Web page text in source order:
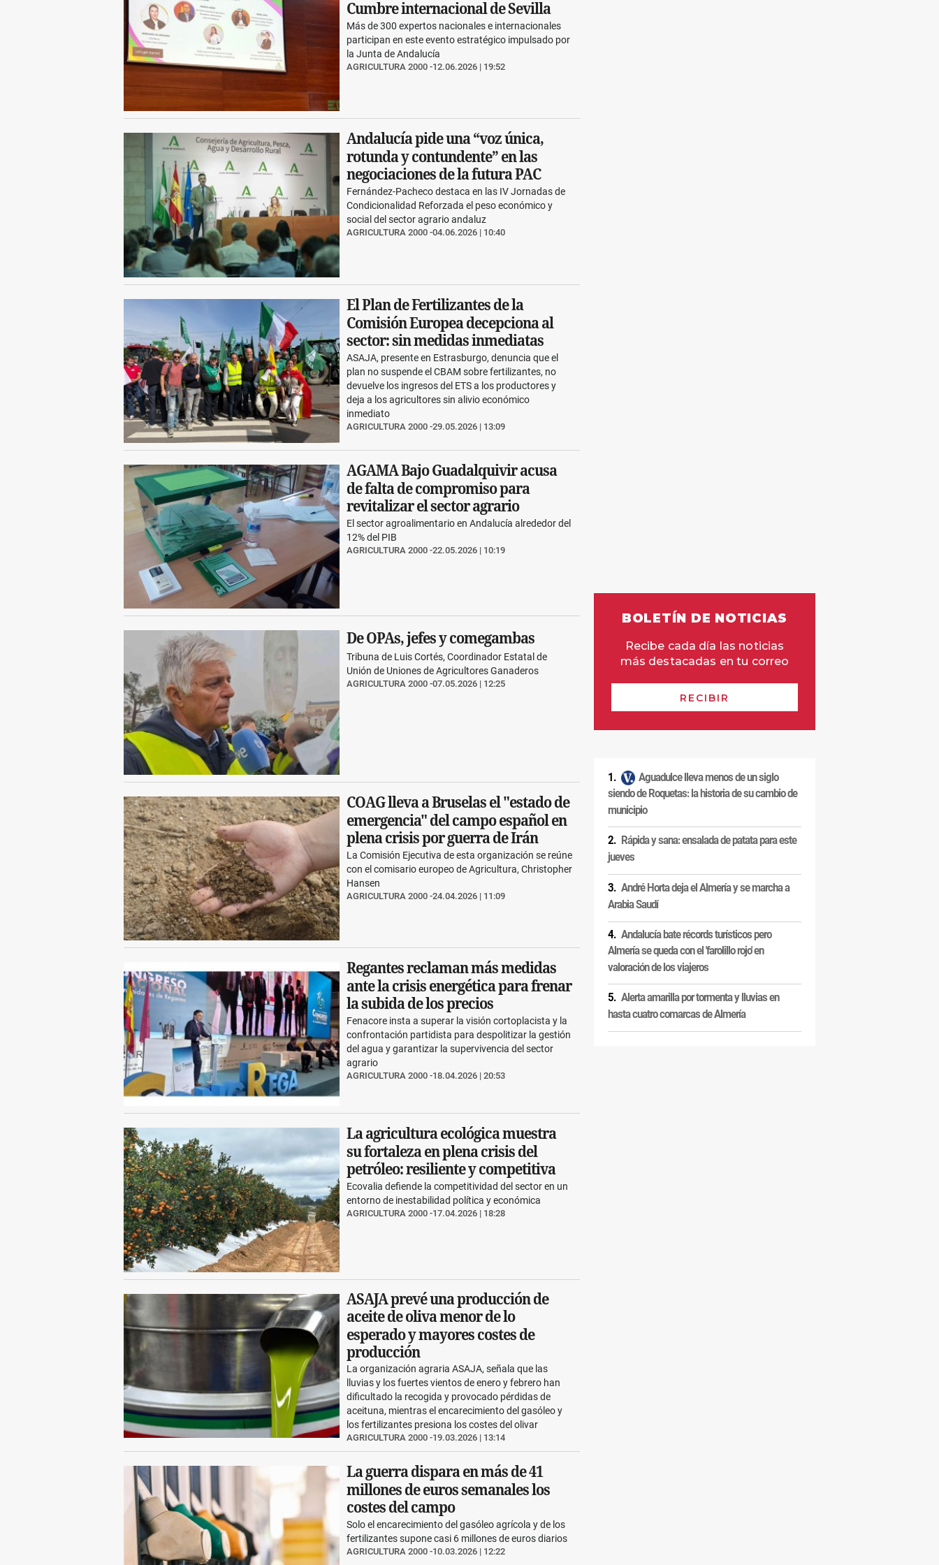
Cumbre internacional de Sevilla
AGRICULTURA 2000 12.06.2026 | 19:52
Más de 300 expertos nacionales e internacionales
participan en este evento estratégico impulsado por
la Junta de Andalucía
Andalucía pide una “voz única,
rotunda y contundente” en las
negociaciones de la futura PAC
AGRICULTURA 2000 04.06.2026 | 10:40
Fernández-Pacheco destaca en las IV Jornadas de
Condicionalidad Reforzada el peso económico y
social del sector agrario andaluz
El Plan de Fertilizantes de la
Comisión Europea decepciona al
sector: sin medidas inmediatas
AGRICULTURA 2000 29.05.2026 | 13:09
ASAJA, presente en Estrasburgo, denuncia que el
plan no suspende el CBAM sobre fertilizantes, no
devuelve los ingresos del ETS a los productores y
deja a los agricultores sin alivio económico
inmediato
AGAMA Bajo Guadalquivir acusa
de falta de compromiso para
revitalizar el sector agrario
AGRICULTURA 2000 22.05.2026 | 10:19
El sector agroalimentario en Andalucía alrededor del
12% del PIB
De OPAs, jefes y comegambas
AGRICULTURA 2000 07.05.2026 | 12:25
Tribuna de Luis Cortés, Coordinador Estatal de
Unión de Uniones de Agricultores Ganaderos
COAG lleva a Bruselas el "estado de
emergencia" del campo español en
plena crisis por guerra de Irán
AGRICULTURA 2000 24.04.2026 | 11:09
La Comisión Ejecutiva de esta organización se reúne
con el comisario europeo de Agricultura, Christopher
Hansen
Regantes reclaman más medidas
ante la crisis energética para frenar
la subida de los precios
AGRICULTURA 2000 18.04.2026 | 20:53
Fenacore insta a superar la visión cortoplacista y la
confrontación partidista para despolitizar la gestión
del agua y garantizar la supervivencia del sector
agrario
La agricultura ecológica muestra
su fortaleza en plena crisis del
petróleo: resiliente y competitiva
AGRICULTURA 2000 17.04.2026 | 18:28
Ecovalia defiende la competitividad del sector en un
entorno de inestabilidad política y económica
ASAJA prevé una producción de
aceite de oliva menor de lo
esperado y mayores costes de
producción
AGRICULTURA 2000 19.03.2026 | 13:14
La organización agraria ASAJA, señala que las
lluvias y los fuertes vientos de enero y febrero han
dificultado la recogida y provocado pérdidas de
aceituna, mientras el encarecimiento del gasóleo y
los fertilizantes presiona los costes del olivar
La guerra dispara en más de 41
millones de euros semanales los
costes del campo
AGRICULTURA 2000 10.03.2026 | 12:22
Solo el encarecimiento del gasóleo agrícola y de los
fertilizantes supone casi 6 millones de euros diarios
Aguadulce lleva menos de un siglo
siendo de Roquetas: la historia de su cambio de
municipio
Rápida y sana: ensalada de patata para este
jueves
André Horta deja el Almería y se marcha a
Arabia Saudí
Andalucía bate récords turísticos pero
Almería se queda con el 'farolillo rojo' en
valoración de los viajeros
Alerta amarilla por tormenta y lluvias en
hasta cuatro comarcas de Almería